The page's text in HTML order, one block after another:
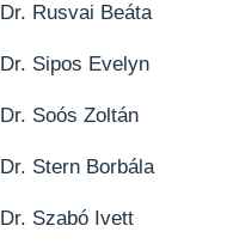
Dr. Rusvai Beáta
Dr. Sipos Evelyn
Dr. Soós Zoltán
Dr. Stern Borbála
Dr. Szabó Ivett